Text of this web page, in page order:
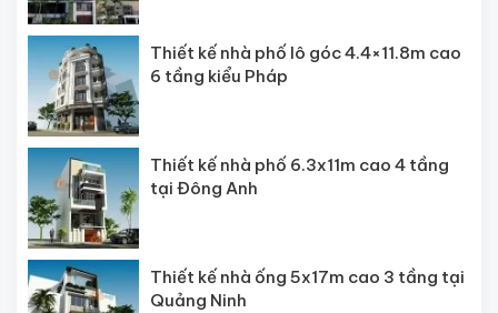
Thiết kế nhà phố lô góc 4.4×11.8m cao
6 tầng kiểu Pháp
Thiết kế nhà phố 6.3x11m cao 4 tầng
tại Đông Anh
Thiết kế nhà ống 5x17m cao 3 tầng tại
Quảng Ninh